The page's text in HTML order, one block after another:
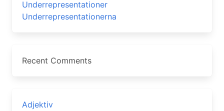
Underrepresentationer
Underrepresentationerna
Recent Comments
Adjektiv